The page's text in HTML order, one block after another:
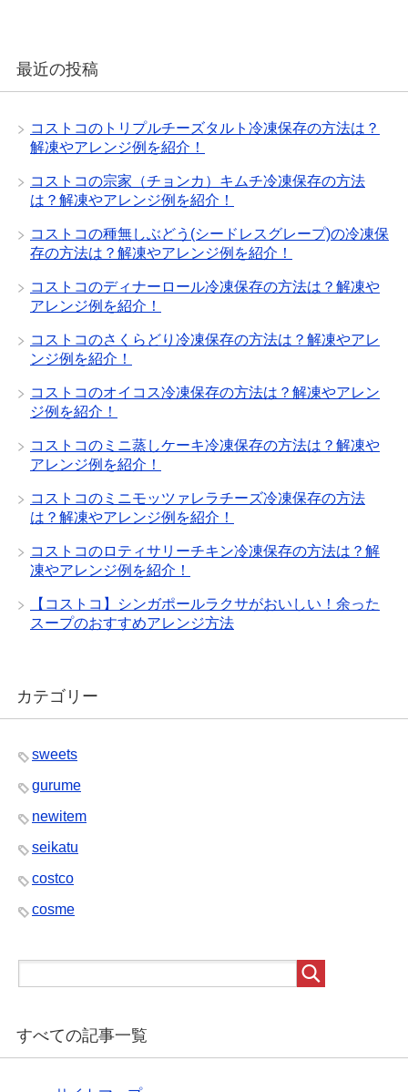
最近の投稿
コストコのトリプルチーズタルト冷凍保存の方法は？
解凍やアレンジ例を紹介！
コストコの宗家（チョンカ）キムチ冷凍保存の方法
は？解凍やアレンジ例を紹介！
コストコの種無しぶどう(シードレスグレープ)の冷凍保
存の方法は？解凍やアレンジ例を紹介！
コストコのディナーロール冷凍保存の方法は？解凍や
アレンジ例を紹介！
コストコのさくらどり冷凍保存の方法は？解凍やアレ
ンジ例を紹介！
コストコのオイコス冷凍保存の方法は？解凍やアレン
ジ例を紹介！
コストコのミニ蒸しケーキ冷凍保存の方法は？解凍や
アレンジ例を紹介！
コストコのミニモッツァレラチーズ冷凍保存の方法
は？解凍やアレンジ例を紹介！
コストコのロティサリーチキン冷凍保存の方法は？解
凍やアレンジ例を紹介！
【コストコ】シンガポールラクサがおいしい！余った
スープのおすすめアレンジ方法
カテゴリー
sweets
gurume
newitem
seikatu
costco
cosme
すべての記事一覧